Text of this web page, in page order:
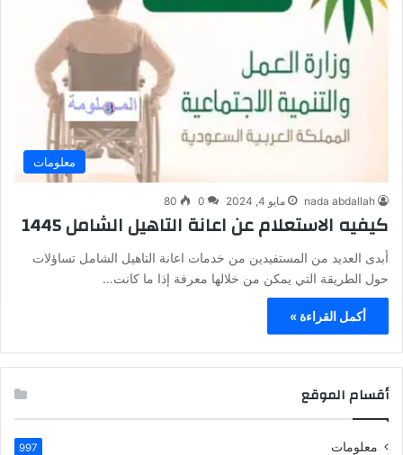
معلومات
nada abdallah مايو 4, 2024 0
80
كيفيه الاستعلام عن اعانة التاهيل الشامل 1445
أبدى العديد من المستفيدين من خدمات اعانة التاهيل الشامل تساؤلات
حول الطريقة التي يمكن من خلالها معرفة إذا ما كانت…
أكمل القراءة »
أقسام الموقع
معلومات 997